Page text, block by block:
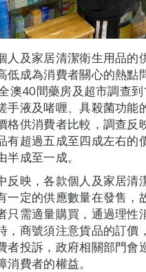
人及家居清潔衛生用品的
低成為消費者關心的熱點
澳40間藥房及超市調查
手液及啫喱、具殺菌功能
格供消費者比較，調查反
有超過五成至四成左右的
成至一成。
反映，各款個人及家居清
一定的供應數量在發售，
只需適量購買，通過理性
，商號須注意貨品的訂價
者投訴，政府相關部門會
費者的權益。